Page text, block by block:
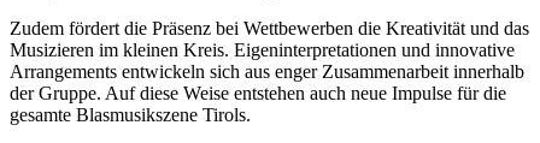
Zudem fördert die Präsenz bei Wettbewerben die Kreativität und das
Musizieren im kleinen Kreis. Eigeninterpretationen und innovative
Arrangements entwickeln sich aus enger Zusammenarbeit innerhalb
der Gruppe. Auf diese Weise entstehen auch neue Impulse für die
gesamte Blasmusikszene Tirols.